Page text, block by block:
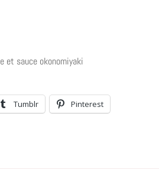
et sauce okonomiyaki
Tumblr Pinterest